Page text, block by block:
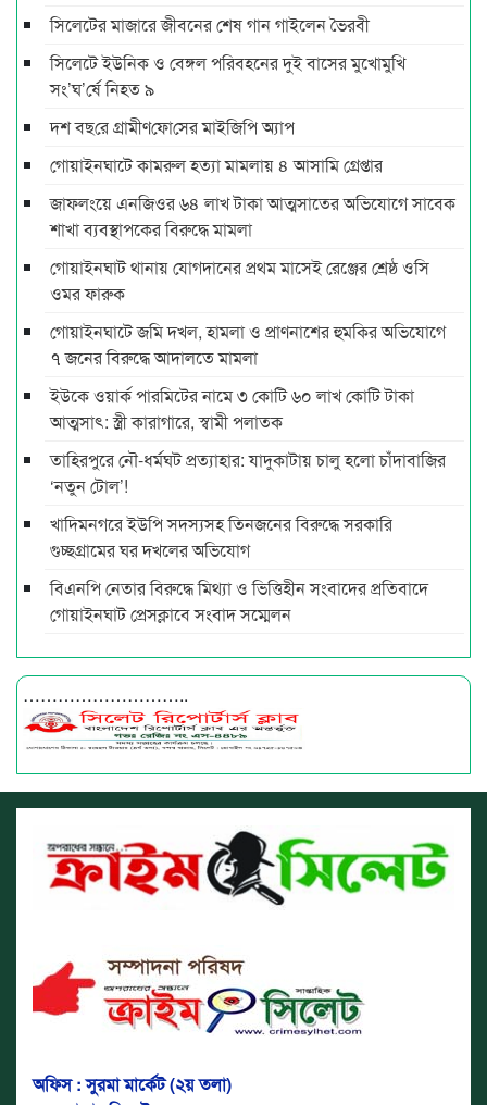
সিলেটের মাজারে জীবনের শেষ গান গাইলেন ভৈরবী
সিলেটে ইউনিক ও বেঙ্গল পরিবহনের দুই বাসের মুখোমুখি
সং’ঘ’র্ষে নিহত ৯
দশ বছ‌রে গ্রামীণ‌ফো‌সের মাইজিপি অ্যাপ
গোয়াইনঘাটে কামরুল হত্যা মামলায় ৪ আসামি গ্রেপ্তার
জাফলংয়ে এনজিওর ৬৪ লাখ টাকা আত্মসাতের অভিযোগে সাবেক
শাখা ব্যবস্থাপকের বিরুদ্ধে মামলা
গোয়াইনঘাট থানায় যোগদানের প্রথম মাসেই রেঞ্জের শ্রেষ্ঠ ওসি
ওমর ফারুক
গোয়াইনঘাটে জমি দখল, হামলা ও প্রাণনাশের হুমকির অভিযোগে
৭ জনের বিরুদ্ধে আদালতে মামলা
ইউকে ওয়ার্ক পারমিটের নামে ৩ কোটি ৬০ লাখ কোটি টাকা
আত্মসাৎ: স্ত্রী কারাগারে, স্বামী পলাতক
তাহিরপুরে নৌ-ধর্মঘট প্রত্যাহার: যাদুকাটায় চালু হলো চাঁদাবাজির
‘নতুন টোল’!
খাদিমনগরে ইউপি সদস্যসহ তিনজনের বিরুদ্ধে সরকারি
গুচ্ছগ্রামের ঘর দখলের অভিযোগ
বিএনপি নেতার বিরুদ্ধে মিথ্যা ও ভিত্তিহীন সংবাদের প্রতিবাদে
গোয়াইনঘাট প্রেসক্লাবে সংবাদ সম্মেলন
………………………..
অফিস : সুরমা মার্কেট (২য় তলা)